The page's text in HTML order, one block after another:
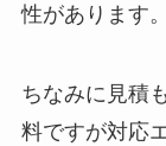
性があります。
ちなみに見積
料ですが対応